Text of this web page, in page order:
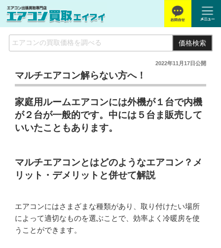
価格検索
2022年11月17日公開
マルチエアコン解らない方へ！
家庭用ルームエアコンには外機が１台で内機
が２台が一般的です。中には５台ま販売して
いいたこともあります。
マルチエアコンとはどのようなエアコン？メ
リット・デメリットと併せて解説
エアコンにはさまざまな種類があり、取り付けたい場所
によって適切なものを選ぶことで、効率よく冷暖房を使
うことができます。